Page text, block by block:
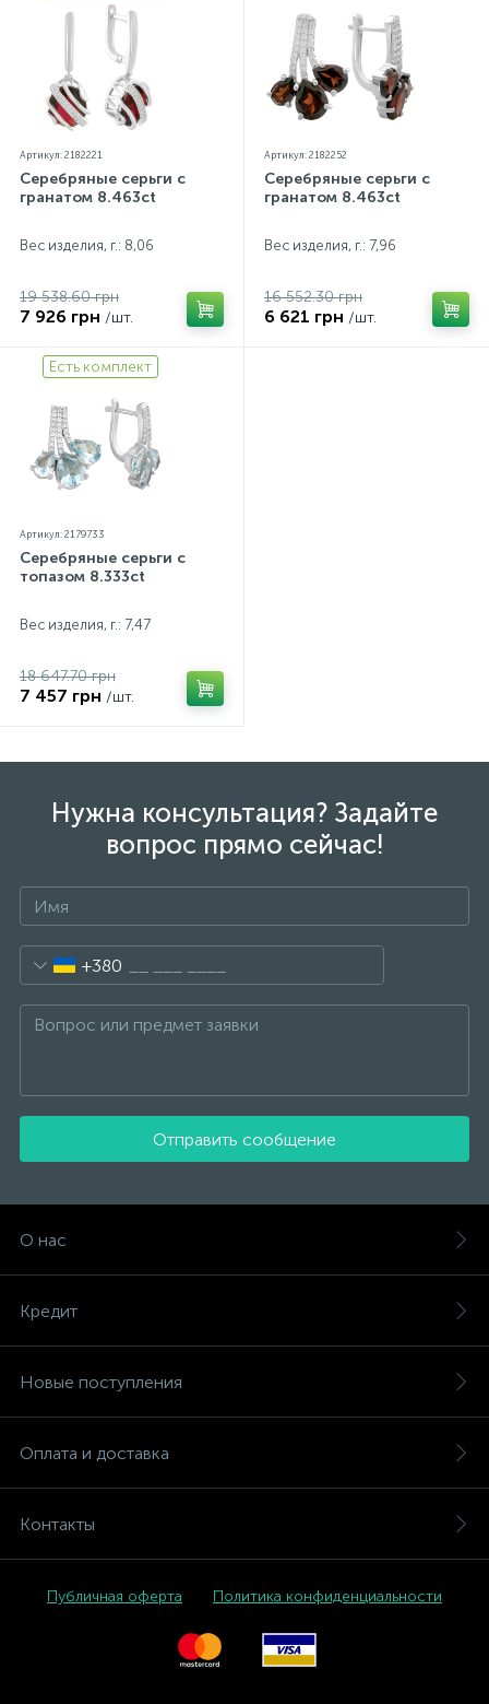
Артикул: 2182221
Серебряные серьги с
гранатом 8.463ct
Вес изделия, г.: 8,06
19 538.60 грн
7 926 грн /шт.
Артикул: 2182252
Серебряные серьги с
гранатом 8.463ct
Вес изделия, г.: 7,96
16 552.30 грн
6 621 грн /шт.
Есть комплект
Артикул: 2179733
Серебряные серьги с
топазом 8.333ct
Вес изделия, г.: 7,47
18 647.70 грн
7 457 грн /шт.
Нужна консультация? Задайте
вопрос прямо сейчас!
+380
Отправить сообщение
О нас
Кредит
Новые поступления
Оплата и доставка
Контакты
Публичная оферта Политика конфиденциальности